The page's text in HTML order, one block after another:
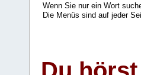
Wenn Sie nur ein Wort
Die Menüs sind auf jeder